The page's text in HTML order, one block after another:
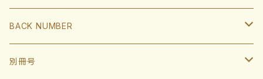
中村晃
小久保裕紀監督
斉藤和巳
BACK NUMBER
2022
別冊号